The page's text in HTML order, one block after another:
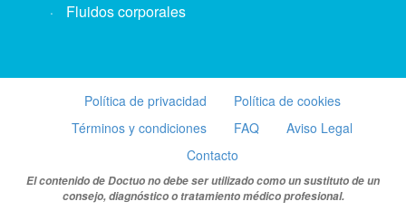
Fluidos corporales
Política de privacidad
Política de cookies
Términos y condiciones
FAQ
Aviso Legal
Contacto
El contenido de Doctuo no debe ser utilizado como un sustituto de un
consejo, diagnóstico o tratamiento médico profesional.